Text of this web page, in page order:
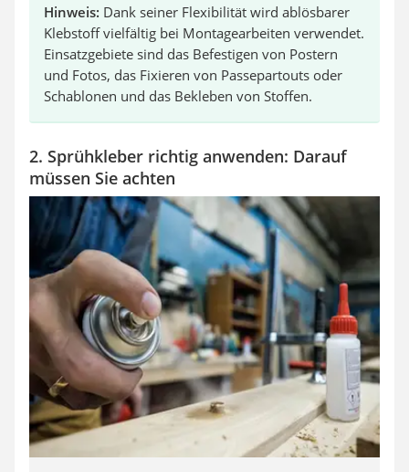
Hinweis: Dank seiner Flexibilität wird ablösbarer
Klebstoff vielfältig bei Montagearbeiten verwendet.
Einsatzgebiete sind das Befestigen von Postern
und Fotos, das Fixieren von Passepartouts oder
Schablonen und das Bekleben von Stoffen.
2. Sprühkleber richtig anwenden: Darauf
müssen Sie achten